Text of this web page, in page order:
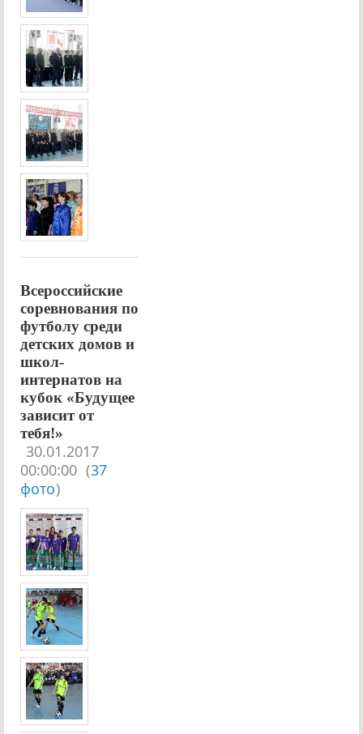
Всероссийские
соревнования по
футболу среди
детских домов и
школ-
интернатов на
кубок «Будущее
зависит от
тебя!»
30.01.2017
00:00:00 (37
фото)